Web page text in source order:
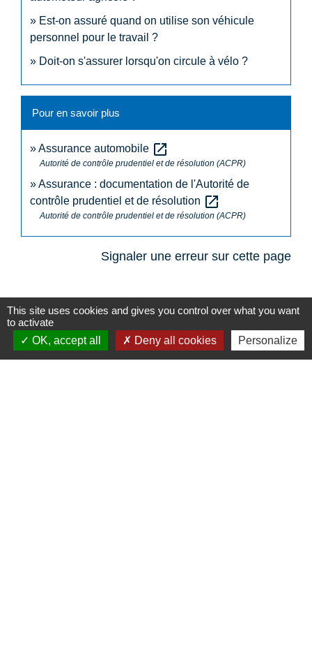
Est-on assuré quand on utilise son véhicule
personnel pour le travail ?
Doit-on s'assurer lorsqu'on circule à vélo ?
Pour en savoir plus
Assurance automobile open_in_new
Autorité de contrôle prudentiel et de résolution (ACPR)
Assurance : documentation de l'Autorité de
contrôle prudentiel et de résolution open_in_new
Autorité de contrôle prudentiel et de résolution (ACPR)
Signaler une erreur sur cette page
N° utiles
This site uses cookies and gives you control over what you want
to activate
OK, accept all
Deny all cookies Personalize